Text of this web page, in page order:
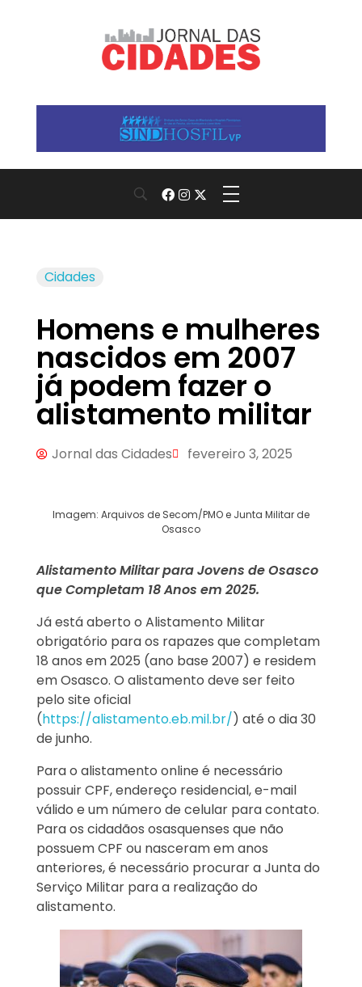
Cidades
Homens e mulheres
nascidos em 2007
já podem fazer o
alistamento militar
Jornal das Cidades fevereiro 3, 2025
Imagem: Arquivos de Secom/PMO e Junta Militar de
Osasco
Alistamento Militar para Jovens de Osasco
que Completam 18 Anos em 2025.
Já está aberto o Alistamento Militar
obrigatório para os rapazes que completam
18 anos em 2025 (ano base 2007) e residem
em Osasco. O alistamento deve ser feito
pelo site oficial
(https://alistamento.eb.mil.br/) até o dia 30
de junho.
Para o alistamento online é necessário
possuir CPF, endereço residencial, e-mail
válido e um número de celular para contato.
Para os cidadãos osasquenses que não
possuem CPF ou nasceram em anos
anteriores, é necessário procurar a Junta do
Serviço Militar para a realização do
alistamento.